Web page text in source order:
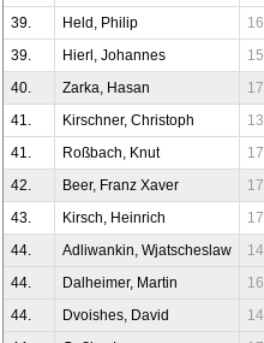
39.
Held, Philip
39.
Hierl, Johannes
40.
Zarka, Hasan
41.
Kirschner, Christoph
41.
Roßbach, Knut
42.
Beer, Franz Xaver
43.
Kirsch, Heinrich
44.
Adliwankin, Wjatscheslaw
44.
Dalheimer, Martin
44.
Dvoishes, David